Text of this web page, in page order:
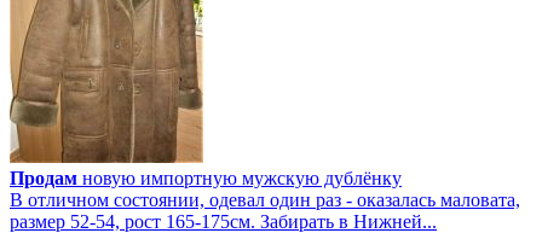
Продам новую импортную мужскую дублёнку
В отличном состоянии, одевал один раз - оказалась маловата,
размер 52-54, рост 165-175см. Забирать в Нижней...